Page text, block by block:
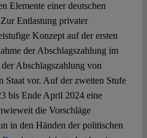
Elemente einer deutschen
Entlastung privater
Konzept auf der ersten
der Abschlagszahlung im
Abschlagszahlung von
Staat vor. Auf der zweiten Stufe
bis Ende April 2024 eine
die Vorschläge
in den Händen der politischen